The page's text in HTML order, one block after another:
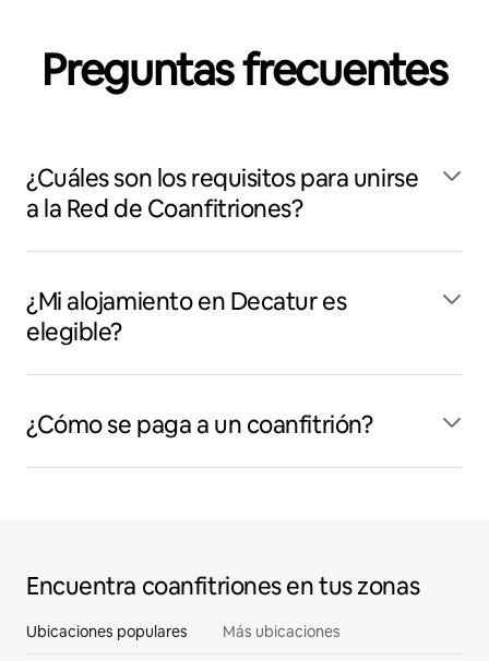
Preguntas frecuentes
¿Cuáles son los requisitos para unirse
a la Red de Coanfitriones?
¿Mi alojamiento en Decatur es
elegible?
¿Cómo se paga a un coanfitrión?
Encuentra coanfitriones en tus zonas
Ubicaciones populares Más ubicaciones